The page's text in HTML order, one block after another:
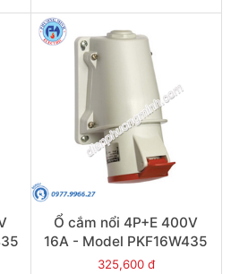
Ổ cắm nổi 4P+E 400V
16A - Model PKF16W435
325,600 đ